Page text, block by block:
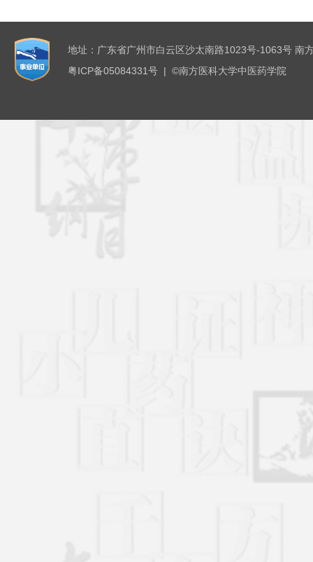
地址：广东省广州市白云区沙太南路1023号-1063号 南
粤ICP备05084331号 | ©南方医科大学中医药学院